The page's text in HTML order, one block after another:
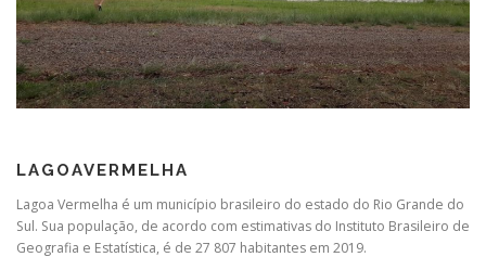
LAGOAVERMELHA
Lagoa Vermelha é um município brasileiro do estado do Rio Grande do
Sul. Sua população, de acordo com estimativas do Instituto Brasileiro de
Geografia e Estatística, é de 27 807 habitantes em 2019.